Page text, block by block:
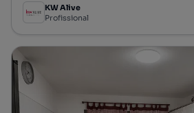
KW Alive
Profissional